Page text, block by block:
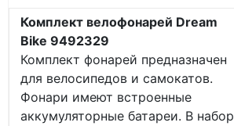
Комплект велофонарей Dream
Bike 9492329
Комплект фонарей предназначен
для велосипедов и самокатов.
Фонари имеют встроенные
аккумуляторные батареи. В набор